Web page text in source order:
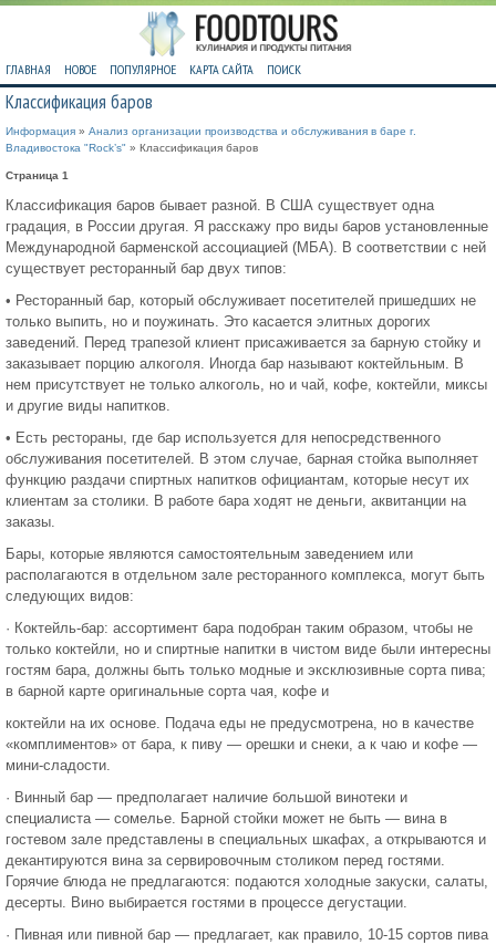
ГЛАВНАЯ НОВОЕ ПОПУЛЯРНОЕ КАРТА САЙТА ПОИСК
Классификация баров
Информация » Анализ организации производства и обслуживания в баре г.
Владивостока "Rock’s" » Классификация баров
Страница 1
Классификация баров бывает разной. В США существует одна
градация, в России другая. Я расскажу про виды баров установленные
Международной барменской ассоциацией (МБА). В соответствии с ней
существует ресторанный бар двух типов:
• Ресторанный бар, который обслуживает посетителей пришедших не
только выпить, но и поужинать. Это касается элитных дорогих
заведений. Перед трапезой клиент присаживается за барную стойку и
заказывает порцию алкоголя. Иногда бар называют коктейльным. В
нем присутствует не только алкоголь, но и чай, кофе, коктейли, миксы
и другие виды напитков.
• Есть рестораны, где бар используется для непосредственного
обслуживания посетителей. В этом случае, барная стойка выполняет
функцию раздачи спиртных напитков официантам, которые несут их
клиентам за столики. В работе бара ходят не деньги, аквитанции на
заказы.
Бары, которые являются самостоятельным заведением или
располагаются в отдельном зале ресторанного комплекса, могут быть
следующих видов:
· Коктейль-бар: ассортимент бара подобран таким образом, чтобы не
только коктейли, но и спиртные напитки в чистом виде были интересны
гостям бара, должны быть только модные и эксклюзивные сорта пива;
в барной карте оригинальные сорта чая, кофе и
коктейли на их основе. Подача еды не предусмотрена, но в качестве
«комплиментов» от бара, к пиву — орешки и снеки, а к чаю и кофе —
мини-сладости.
· Винный бар — предполагает наличие большой винотеки и
специалиста — сомелье. Барной стойки может не быть — вина в
гостевом зале представлены в специальных шкафах, а открываются и
декантируются вина за сервировочным столиком перед гостями.
Горячие блюда не предлагаются: подаются холодные закуски, салаты,
десерты. Вино выбирается гостями в процессе дегустации.
· Пивная или пивной бар — предлагает, как правило, 10-15 сортов пива